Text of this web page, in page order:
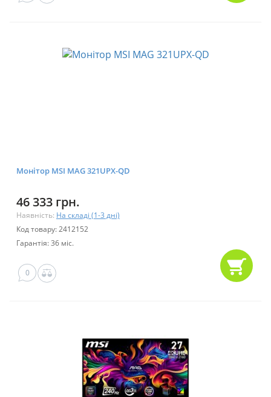
Монітор MSI MAG 321UPX-QD
46 333 грн.
Наявність: На складі (1-3 дні)
Код товару: 2412152
Гарантія: 36 міс.
0